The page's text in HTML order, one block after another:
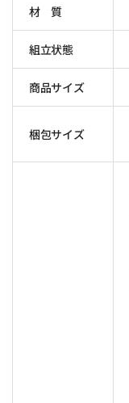
材 質
組立状態
商品サイズ
梱包サイズ